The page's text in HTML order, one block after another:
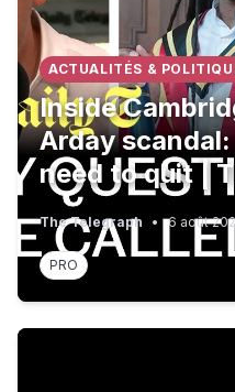
ACTUALITÉS &
Inside
Arday
need to quit |
The Telegraph • 6 août
PRO
Faut-il plafonner le prix